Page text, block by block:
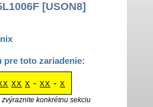
[USON8]
pre toto zariadenie:
XX X - XX - X
konkrétnu sekciu